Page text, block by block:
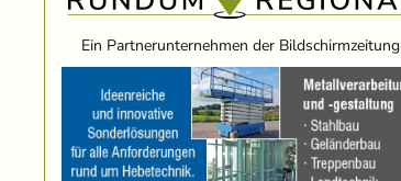
Ein Partnerunternehmen der Bildschirmzeitung